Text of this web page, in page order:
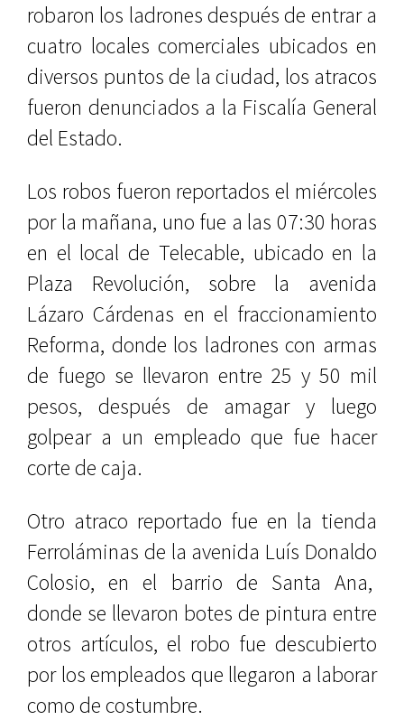
robaron los ladrones después de entrar a
cuatro locales comerciales ubicados en
diversos puntos de la ciudad, los atracos
fueron denunciados a la Fiscalía General
del Estado.
Los robos fueron reportados el miércoles
por la mañana, uno fue a las 07:30 horas
en el local de Telecable, ubicado en la
Plaza Revolución, sobre la avenida
Lázaro Cárdenas en el fraccionamiento
Reforma, donde los ladrones con armas
de fuego se llevaron entre 25 y 50 mil
pesos, después de amagar y luego
golpear a un empleado que fue hacer
corte de caja.
Otro atraco reportado fue en la tienda
Ferroláminas de la avenida Luís Donaldo
Colosio, en el barrio de Santa Ana,
donde se llevaron botes de pintura entre
otros artículos, el robo fue descubierto
por los empleados que llegaron a laborar
como de costumbre.